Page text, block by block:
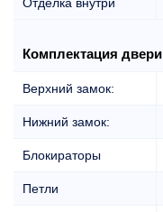
Комплектация двери
Верхний замок:
Нижний замок:
Блокираторы
Петли